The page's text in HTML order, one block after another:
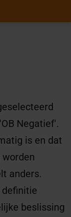
Negatief'.
is en dat
anders.
beslissing